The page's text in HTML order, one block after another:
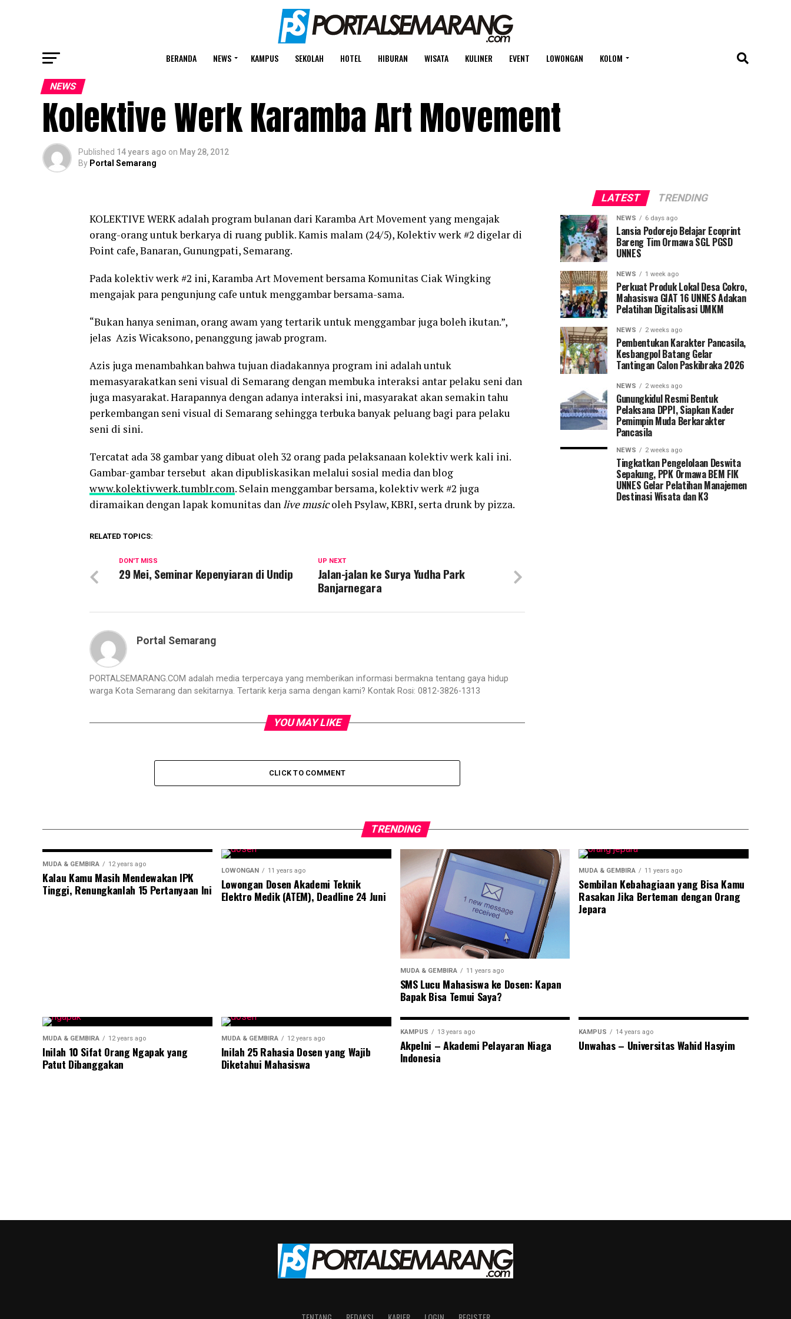
BERANDA NEWS KAMPUS SEKOLAH HOTEL HIBURAN WISATA KULINER EVENT LOWONGAN KOLOM
NEWS
Kolektive Werk Karamba Art Movement
Published 14 years ago on May 28, 2012
By Portal Semarang
KOLEKTIVE WERK adalah program bulanan dari Karamba Art Movement yang mengajak
orang-orang untuk berkarya di ruang publik. Kamis malam (24/5), Kolektiv werk #2 digelar di
Point cafe, Banaran, Gunungpati, Semarang.
Pada kolektiv werk #2 ini, Karamba Art Movement bersama Komunitas Ciak Wingking
mengajak para pengunjung cafe untuk menggambar bersama-sama.
“Bukan hanya seniman, orang awam yang tertarik untuk menggambar juga boleh ikutan.”,
jelas Azis Wicaksono, penanggung jawab program.
Azis juga menambahkan bahwa tujuan diadakannya program ini adalah untuk
memasyarakatkan seni visual di Semarang dengan membuka interaksi antar pelaku seni dan
juga masyarakat. Harapannya dengan adanya interaksi ini, masyarakat akan semakin tahu
perkembangan seni visual di Semarang sehingga terbuka banyak peluang bagi para pelaku
seni di sini.
Tercatat ada 38 gambar yang dibuat oleh 32 orang pada pelaksanaan kolektiv werk kali ini.
Gambar-gambar tersebut akan dipubliskasikan melalui sosial media dan blog
www.kolektivwerk.tumblr.com. Selain menggambar bersama, kolektiv werk #2 juga
diramaikan dengan lapak komunitas danlive musicoleh Psylaw, KBRI, serta drunk by pizza.
RELATED TOPICS:
UP NEXT
Jalan-jalan ke Surya Yudha Park
Banjarnegara
DON'T MISS
29 Mei, Seminar Kepenyiaran di Undip
Portal Semarang
PORTALSEMARANG.COM adalah media terpercaya yang memberikan informasi bermakna tentang gaya hidup
warga Kota Semarang dan sekitarnya. Tertarik kerja sama dengan kami? Kontak Rosi: 0812-3826-1313
YOU MAY LIKE
CLICK TO COMMENT
LATEST TRENDING
NEWS 6 days ago
Lansia Podorejo Belajar Ecoprint
Bareng Tim Ormawa SGL PGSD
UNNES
NEWS 1 week ago
Perkuat Produk Lokal Desa Cokro,
Mahasiswa GIAT 16 UNNES Adakan
Pelatihan Digitalisasi UMKM
NEWS 2 weeks ago
Pembentukan Karakter Pancasila,
Kesbangpol Batang Gelar
Tantingan Calon Paskibraka 2026
NEWS 2 weeks ago
Gunungkidul Resmi Bentuk
Pelaksana DPPI, Siapkan Kader
Pemimpin Muda Berkarakter
Pancasila
NEWS 2 weeks ago
Tingkatkan Pengelolaan Deswita
Sepakung, PPK Ormawa BEM FIK
UNNES Gelar Pelatihan Manajemen
Destinasi Wisata dan K3
TRENDING
MUDA & GEMBIRA 12 years ago
Kalau Kamu Masih Mendewakan IPK
Tinggi, Renungkanlah 15 Pertanyaan Ini
LOWONGAN 11 years ago
Lowongan Dosen Akademi Teknik
Elektro Medik (ATEM), Deadline 24 Juni
MUDA & GEMBIRA 11 years ago
SMS Lucu Mahasiswa ke Dosen: Kapan
Bapak Bisa Temui Saya?
MUDA & GEMBIRA 11 years ago
Sembilan Kebahagiaan yang Bisa Kamu
Rasakan Jika Berteman dengan Orang
Jepara
MUDA & GEMBIRA 12 years ago
Inilah 10 Sifat Orang Ngapak yang
Patut Dibanggakan
MUDA & GEMBIRA 12 years ago
Inilah 25 Rahasia Dosen yang Wajib
Diketahui Mahasiswa
KAMPUS 13 years ago
Akpelni – Akademi Pelayaran Niaga
Indonesia
KAMPUS 14 years ago
Unwahas – Universitas Wahid Hasyim